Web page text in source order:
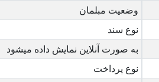
وضعیت مبلمان
نوع سند
به صورت آنلاین نمایش داده میشود
نوع پرداخت